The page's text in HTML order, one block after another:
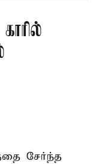
சேர்ந்த